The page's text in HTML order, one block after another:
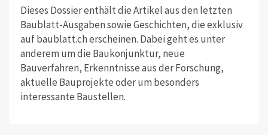
Dieses Dossier enthält die Artikel aus den letzten
Baublatt-Ausgaben sowie Geschichten, die exklusiv
auf baublatt.ch erscheinen. Dabei geht es unter
anderem um die Baukonjunktur, neue
Bauverfahren, Erkenntnisse aus der Forschung,
aktuelle Bauprojekte oder um besonders
interessante Baustellen.